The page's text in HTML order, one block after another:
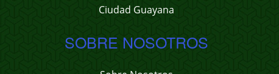
Ciudad Guayana
SOBRE NOSOTROS